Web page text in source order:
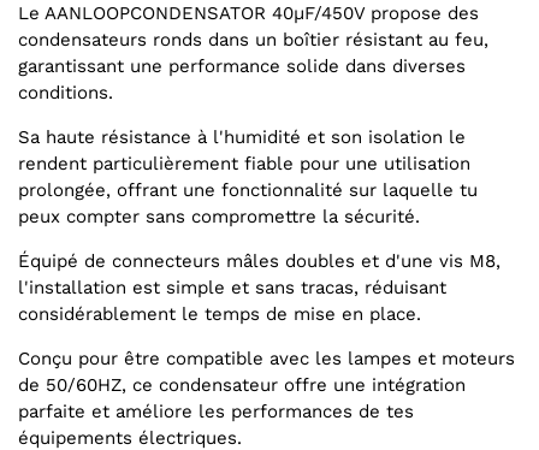
Le AANLOOPCONDENSATOR 40µF/450V propose des
condensateurs ronds dans un boîtier résistant au feu,
garantissant une performance solide dans diverses
conditions.
Sa haute résistance à l'humidité et son isolation le
rendent particulièrement fiable pour une utilisation
prolongée, offrant une fonctionnalité sur laquelle tu
peux compter sans compromettre la sécurité.
Équipé de connecteurs mâles doubles et d'une vis M8,
l'installation est simple et sans tracas, réduisant
considérablement le temps de mise en place.
Conçu pour être compatible avec les lampes et moteurs
de 50/60HZ, ce condensateur offre une intégration
parfaite et améliore les performances de tes
équipements électriques.